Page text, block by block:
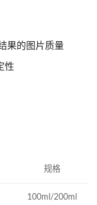
果的图片质量
性
规格
100ml/200ml